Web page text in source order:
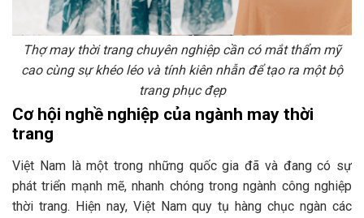
Thợ may thời trang chuyên nghiệp cần có mắt thẩm mỹ
cao cùng sự khéo léo và tính kiên nhẫn để tạo ra một bộ
trang phục đẹp
Cơ hội nghề nghiệp của ngành may thời
trang
Việt Nam là một trong những quốc gia đã và đang có sự
phát triển mạnh mẽ, nhanh chóng trong ngành công nghiệp
thời trang. Hiện nay, Việt Nam quy tụ hàng chục ngàn các